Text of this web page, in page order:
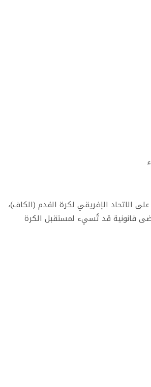
الاتحاد الإفريقي لكرة القدم (الكاف)،
قانونية قد تُسيء لمستقبل الكرة